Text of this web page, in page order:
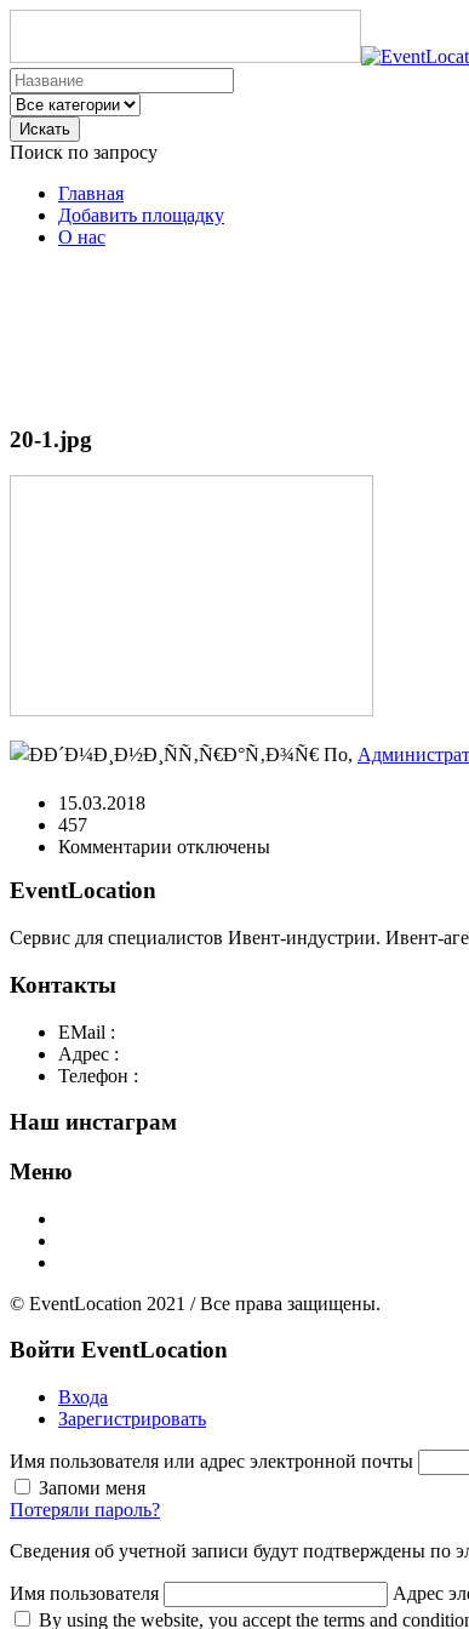
Искать
Поиск по запросу
Главная
Добавить площадку
О нас
20-1.jpg
По,
15.03.2018
457
Комментарии котключены
EventLocation
Сервис для специалистов Ивент-индустрии. Ивент-
Контакты
EMail :
Адрес :
Телефон :
Наш инстаграм
Меню
© EventLocation 2021 / Все права защищены.
Войти EventLocation
Входа
Зарегистрировать
Имя пользователя или адрес электронной почты
Запоми меня
Потеряли пароль?
Сведения об учетной записи будут подтверждены по
Имя пользователя
Адрес
By using the website, you accept the terms and